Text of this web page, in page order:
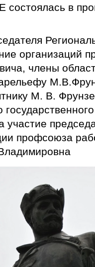
состоялась в
члены
М. В.
участие
профсоюза